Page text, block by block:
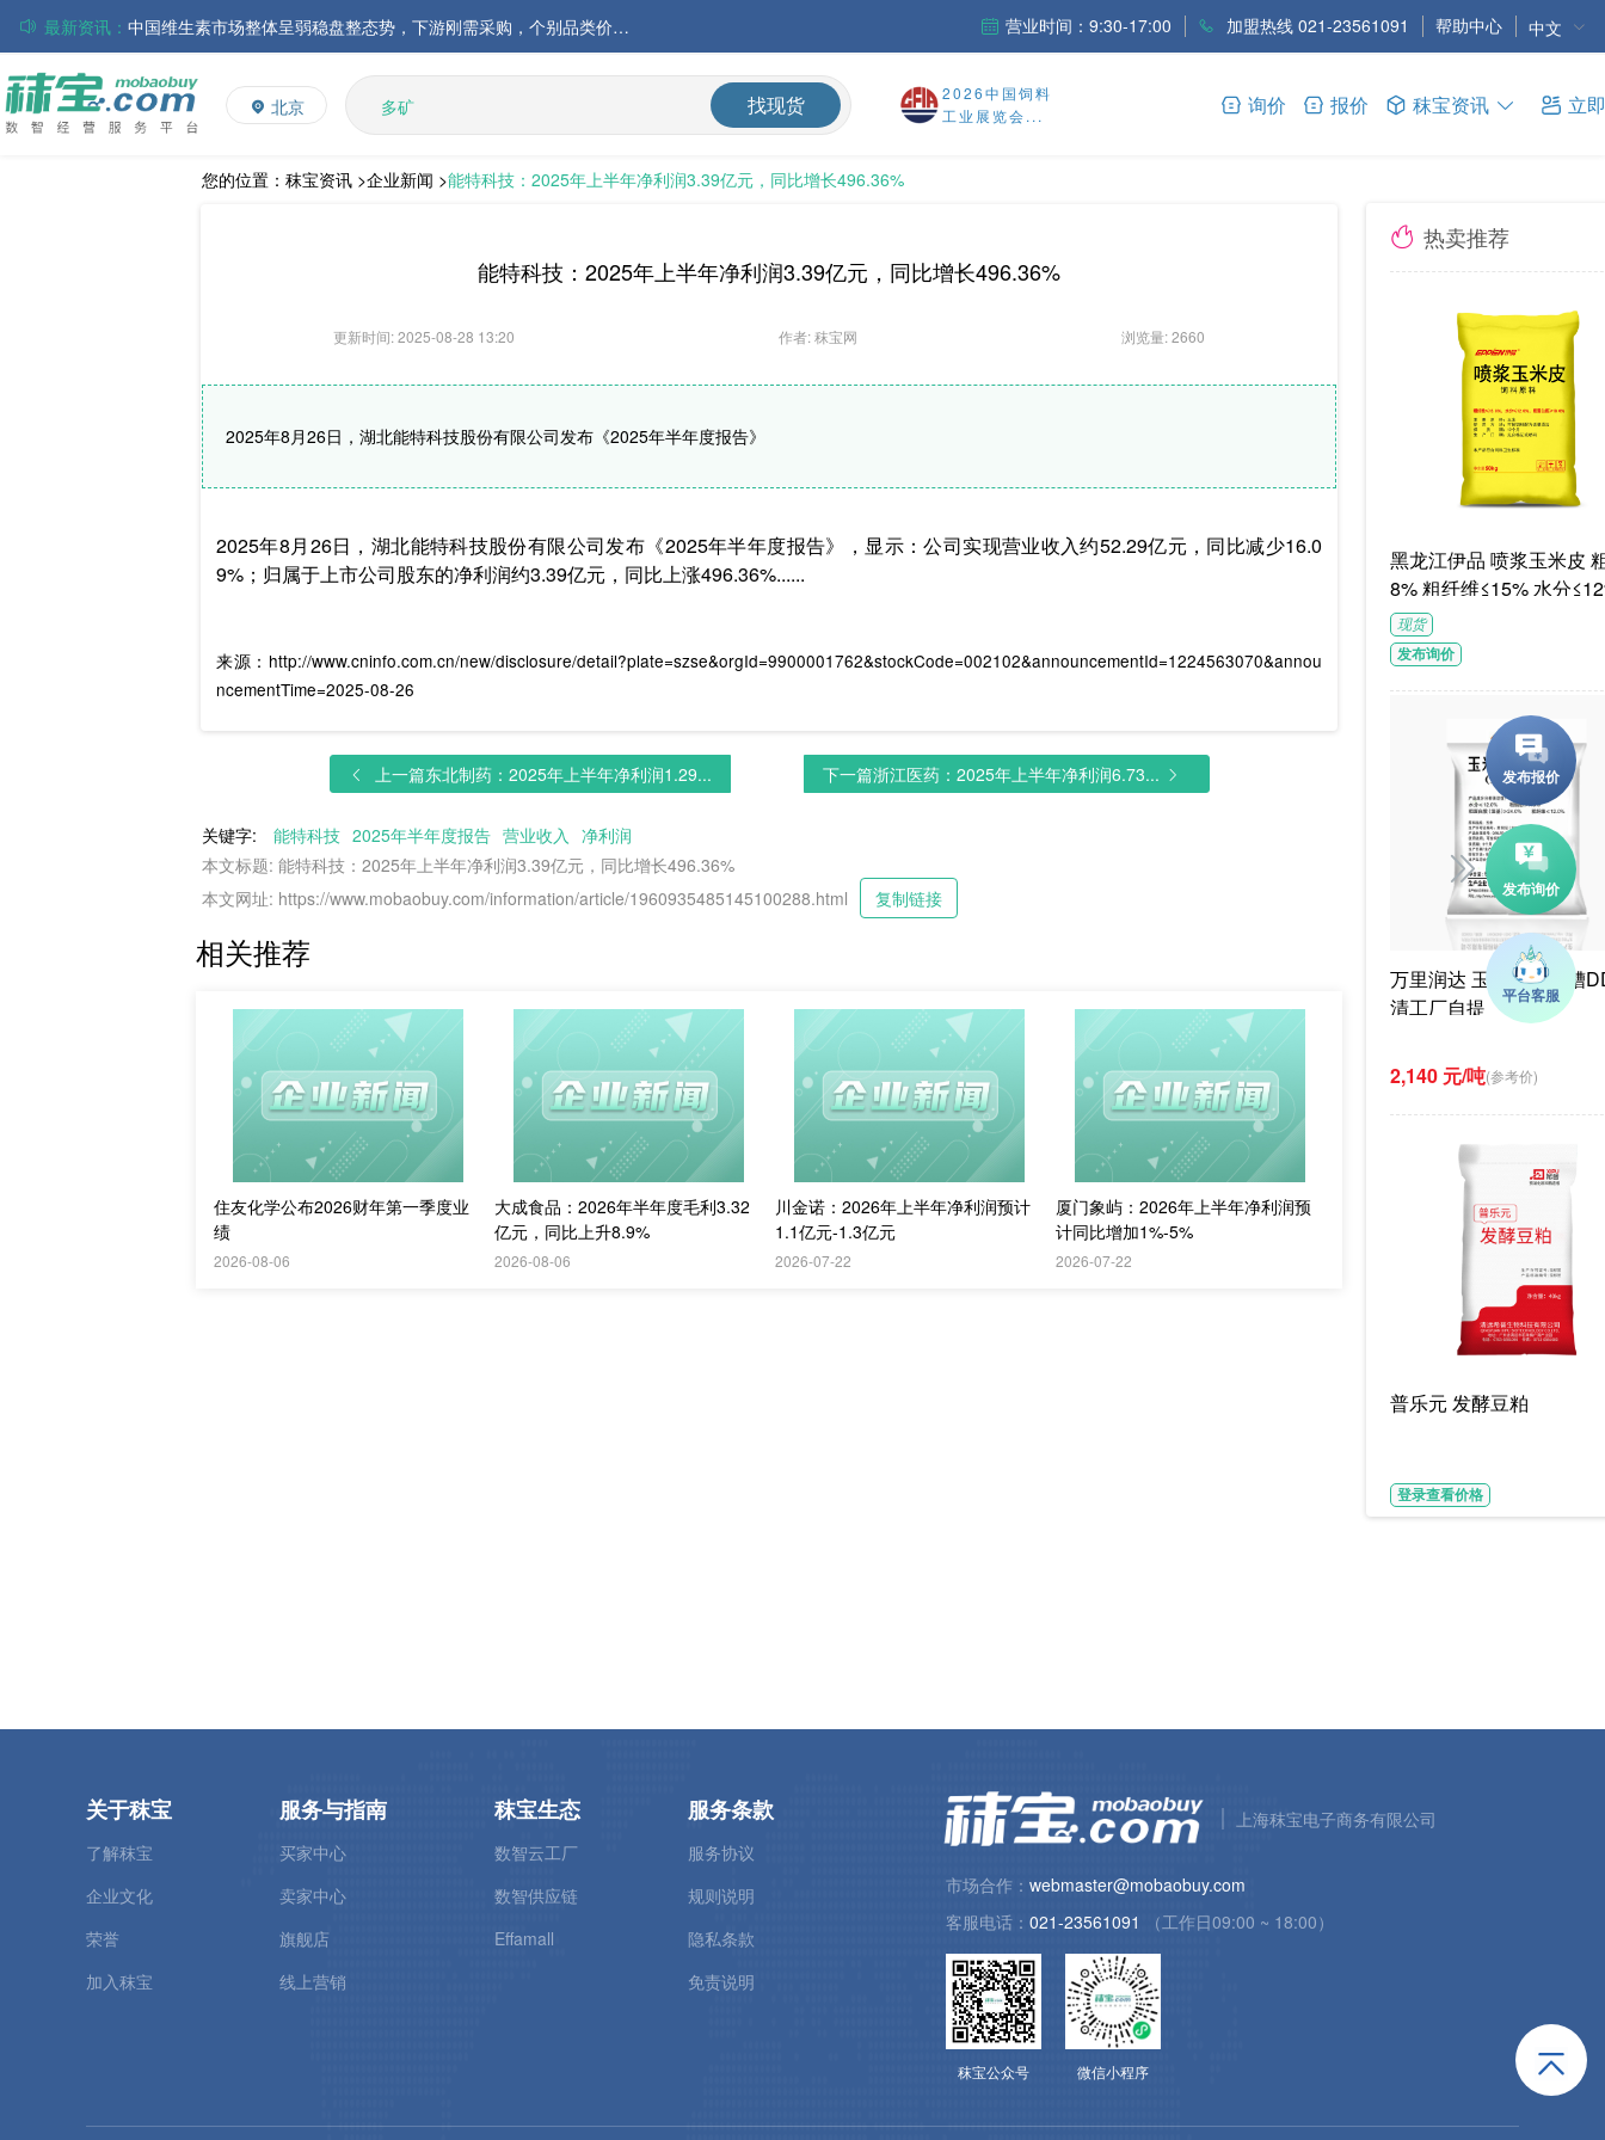
最新资讯：
中国氨基酸市场苏氨酸价格稳定略强，其他品类稳中震荡，整体签单清淡；欧洲物流成本进一步上升
磷酸氢钙市场行情走弱；小苏打和乳清粉市场价格稳定运行
帝斯曼-芬美意发布2026年上半年业绩
巴斯夫集团发布2026年第二季度财务报告
丸红株式会社发布截至2026年6月30日前3个月的合并财务报告
住友化学公布2026财年第一季度业绩
营业时间：9:30-17:00 加盟热线 021-23561091 帮助中心 中文
北京
L-赖氨酸硫酸盐
多维
多矿
维生素
饲料添加剂
找现货
2026中国饲料
工业展览会...
询价 报价 秣宝资讯 立
您的位置： 秣宝资讯 >企业新闻 >能特科技：2025年上半年净利润3.39亿元，同比增长496.36%
能特科技：2025年上半年净利润3.39亿元，同比增长496.36%
更新时间: 2025-08-28 13:20 作者: 秣宝网 浏览量: 2660
2025年8月26日，湖北能特科技股份有限公司发布《2025年半年度报告》
2025年8月26日，湖北能特科技股份有限公司发布《2025年半年度报告》，显示：公司实现营业收入约52.29亿元，同比减少16.0
9%；归属于上市公司股东的净利润约3.39亿元，同比上涨496.36%......
来源：http://www.cninfo.com.cn/new/disclosure/detail?plate=szse&orgId=9900001762&stockCode=002102&announcementId=1224563070&annou
ncementTime=2025-08-26
上一篇东北制药：2025年上半年净利润1.29... 下一篇浙江医药：2025年上半年净利润6.73...
关键字: 能特科技 2025年半年度报告 营业收入 净利润
本文标题: 能特科技：2025年上半年净利润3.39亿元，同比增长496.36%
本文网址: https://www.mobaobuy.com/information/article/1960935485145100288.html
复制链接
相关推荐
住友化学公布2026财年第一季度业
绩
2026-08-06
大成食品：2026年半年度毛利3.32
亿元，同比上升8.9%
2026-08-06
川金诺：2026年上半年净利润预计
1.1亿元-1.3亿元
2026-07-22
厦门象屿：2026年上半年净利润预
计同比增加1%-5%
2026-07-22
热卖推荐
黑龙江伊品 喷浆玉米皮 粗蛋白≥1
8% 粗纤维≤15% 水分
G/袋饲料级褐色或浅褐
体
现货
发布询价
万里润达 玉米干酒精糟
清工厂自提
2,140 元/吨(参考价)
普乐元 发酵豆粕
登录查看价格
关于秣宝
了解秣宝
企业文化
荣誉
加入秣宝
服务与指南
买家中心
卖家中心
旗舰店
线上营销
秣宝生态
数智云工厂
数智供应链
Effamall
服务条款
服务协议
规则说明
隐私条款
免责说明
上海秣宝电子商务有限公司
市场合作： webmaster@mobaobuy.com
客服电话： 021-23561091 （工作日09:00 ~ 18:00）
秣宝公众号 微信小程序